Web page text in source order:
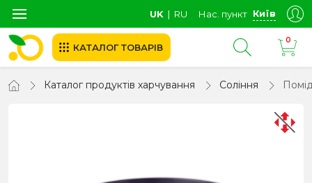
UK ∣ RU Нас. пункт Київ
КАТАЛОГ ТОВАРІВ
0
Каталог продуктів харчування Соління